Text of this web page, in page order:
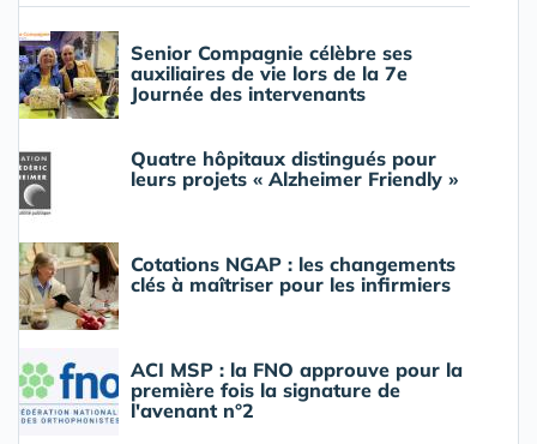
Senior Compagnie célèbre ses
auxiliaires de vie lors de la 7e
Journée des intervenants
Quatre hôpitaux distingués pour
leurs projets « Alzheimer Friendly »
Cotations NGAP : les changements
clés à maîtriser pour les infirmiers
ACI MSP : la FNO approuve pour la
première fois la signature de
l'avenant n°2